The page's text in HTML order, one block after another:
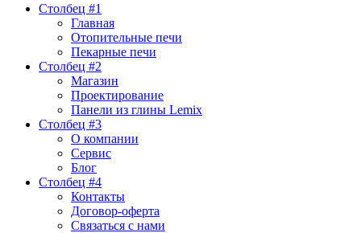
системы
Стандарт
WT
Столбец #1
Главная
Отопительные печи
Пекарные печи
Столбец #2
Магазин
Проектирование
Панели из глины Lemix
Столбец #3
О компании
Сервис
Блог
Столбец #4
Контакты
Договор-оферта
Связаться с нами